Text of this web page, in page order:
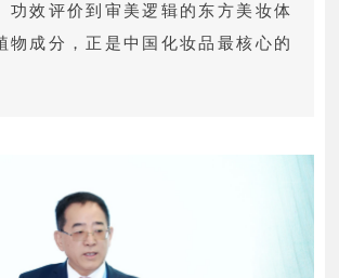
功效评价到审美逻辑的东方美妆体
物成分，正是中国化妆品最核心的